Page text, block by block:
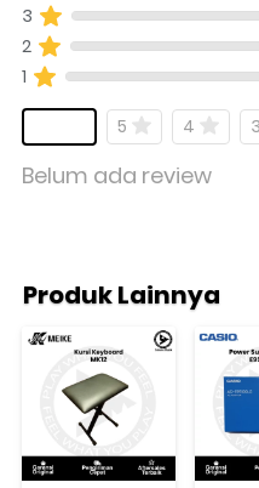
3
2
1
5 4 3
Belum ada review
Produk Lainnya